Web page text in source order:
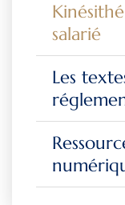
salarié
Les